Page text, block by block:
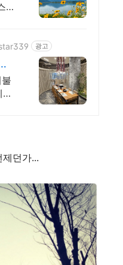
광고
던가...